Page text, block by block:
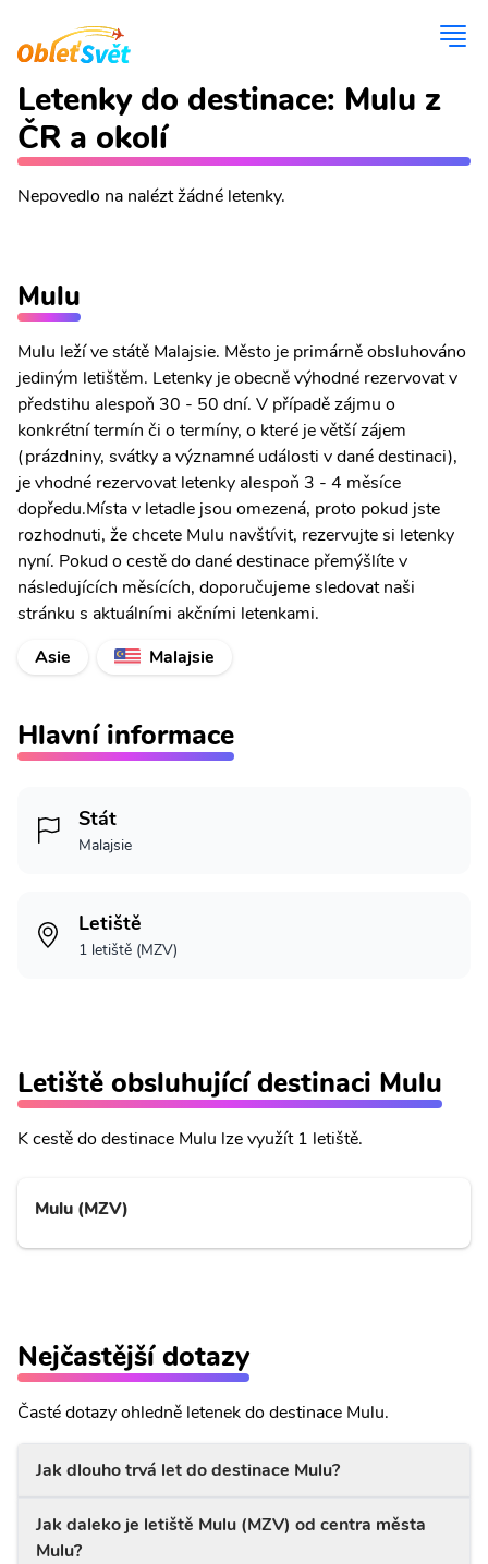
Letenky do destinace: Mulu z
ČR a okolí
Nepovedlo na nalézt žádné letenky.
Mulu
Mulu leží ve státě Malajsie. Město je primárně obsluhováno
jediným letištěm. Letenky je obecně výhodné rezervovat v
předstihu alespoň 30 - 50 dní. V případě zájmu o
konkrétní termín či o termíny, o které je větší zájem
(prázdniny, svátky a významné události v dané destinaci),
je vhodné rezervovat letenky alespoň 3 - 4 měsíce
dopředu.Místa v letadle jsou omezená, proto pokud jste
rozhodnuti, že chcete Mulu navštívit, rezervujte si letenky
nyní. Pokud o cestě do dané destinace přemýšlíte v
následujících měsících, doporučujeme sledovat naši
stránku s aktuálními akčními letenkami.
Asie
Malajsie
Hlavní informace
Stát
Malajsie
Letiště
1 letiště (MZV)
Letiště obsluhující destinaci Mulu
K cestě do destinace Mulu lze využít 1 letiště.
Mulu (MZV)
Nejčastější dotazy
Časté dotazy ohledně letenek do destinace Mulu.
Jak dlouho trvá let do destinace Mulu?
Jak daleko je letiště Mulu (MZV) od centra města
Mulu?